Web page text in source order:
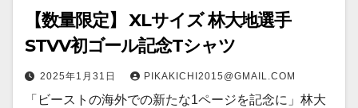
【数量限定】 XLサイズ 林大地選手
STVV初ゴール記念Tシャツ
2025年1月31日 PIKAKICHI2015@GMAIL.COM
「ビーストの海外での新たな1ページを記念に」林大